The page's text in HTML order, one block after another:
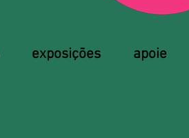
exposições apoie